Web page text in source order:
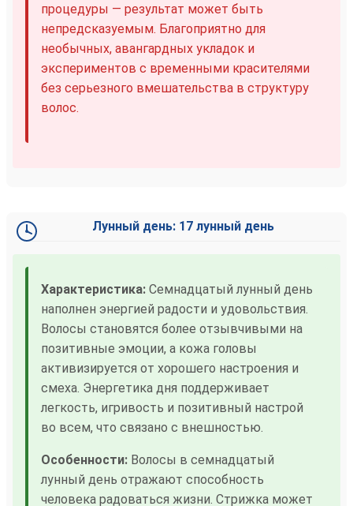
процедуры — результат может быть
непредсказуемым. Благоприятно для
необычных, авангардных укладок и
экспериментов с временными красителями
без серьезного вмешательства в структуру
волос.
Лунный день: 17 лунный день
Характеристика: Семнадцатый лунный день
наполнен энергией радости и удовольствия.
Волосы становятся более отзывчивыми на
позитивные эмоции, а кожа головы
активизируется от хорошего настроения и
смеха. Энергетика дня поддерживает
легкость, игривость и позитивный настрой
во всем, что связано с внешностью.
Особенности: Волосы в семнадцатый
лунный день отражают способность
человека радоваться жизни. Стрижка может